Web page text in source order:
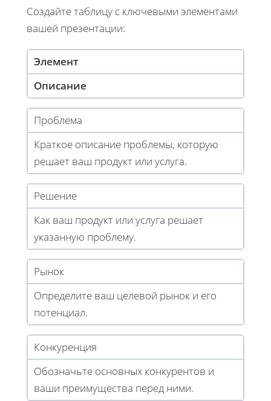
Создайте таблицу с ключевыми элементами
вашей презентации:
Элемент
Описание
Проблема
Краткое описание проблемы, которую
решает ваш продукт или услуга.
Решение
Как ваш продукт или услуга решает
указанную проблему.
Рынок
Определите ваш целевой рынок и его
потенциал.
Конкуренция
Обозначьте основных конкурентов и
ваши преимущества перед ними.